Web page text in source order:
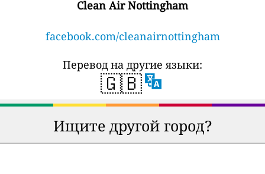
Clean Air Nottingham
facebook.com/cleanairnottingham
Перевод на другие языки:
🇬🇧
Ищите другой город?